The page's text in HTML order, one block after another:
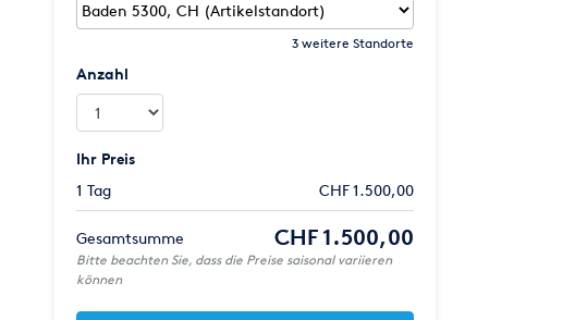
3 weitere Standorte
Anzahl
Ihr Preis
1 Tag
CHF 1.500,00
Gesamtsumme CHF 1.500,00
Bitte beachten Sie, dass die Preise saisonal variieren
können